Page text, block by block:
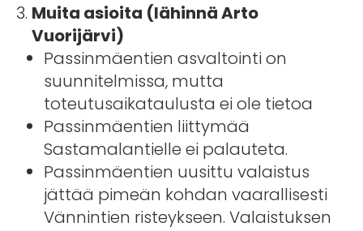
Muita asioita (lähinnä Arto
Vuorijärvi)
Passinmäentien asvaltointi on
suunnitelmissa, mutta
toteutusaikataulusta ei ole tietoa
Passinmäentien liittymää
Sastamalantielle ei palauteta.
Passinmäentien uusittu valaistus
jättää pimeän kohdan vaarallisesti
Vännintien risteykseen. Valaistuksen